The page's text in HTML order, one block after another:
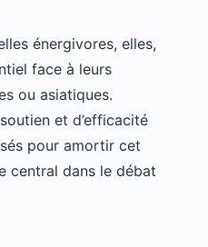
énergivores, elles,
face à leurs
ou asiatiques.
et d’efficacité
pour amortir cet
central dans le débat